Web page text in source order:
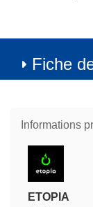
Fiche
Informations
ETOPIA